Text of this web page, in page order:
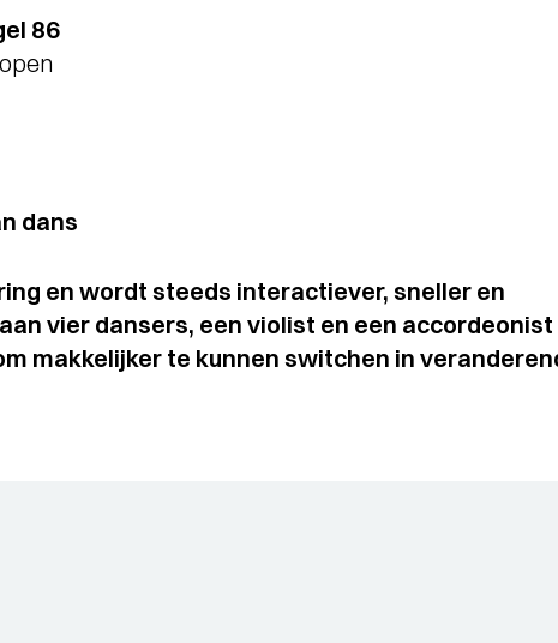
86
dans
en wordt steeds interactiever, sneller en
vier dansers, een violist en een accordeonist
makkelijker te kunnen switchen in